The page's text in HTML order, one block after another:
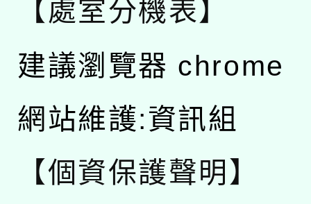
【處室分機表】
建議瀏覽器 chrome
網站維護:資訊組
【個資保護聲明】